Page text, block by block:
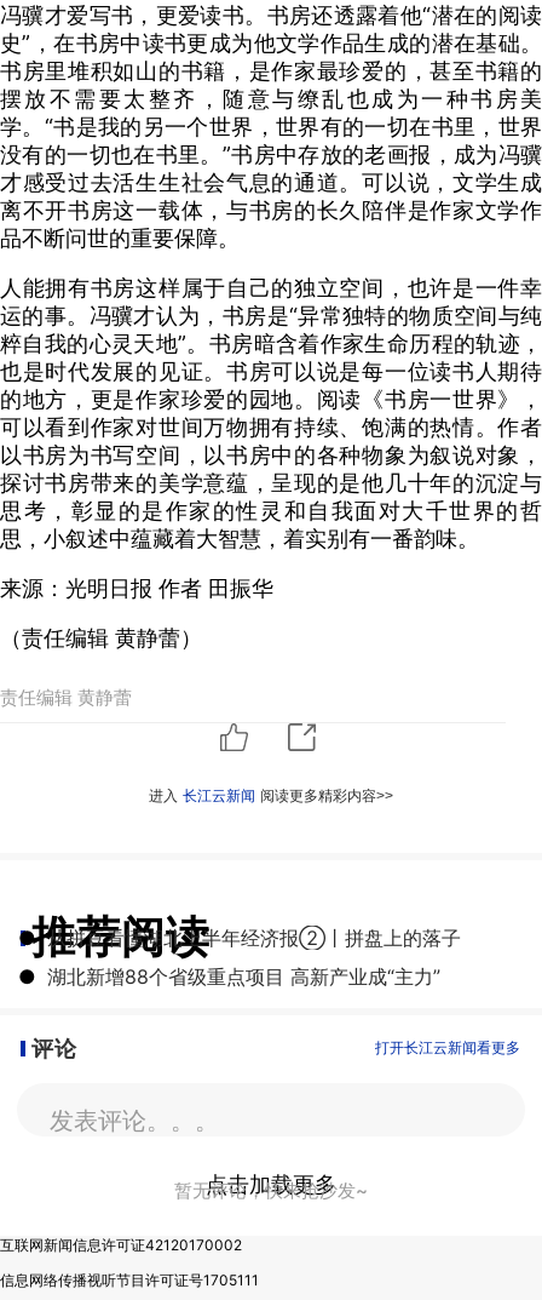
冯骥才爱写书，更爱读书。书房还透露着他“潜在的阅读
史”，在书房中读书更成为他文学作品生成的潜在基础。
书房里堆积如山的书籍，是作家最珍爱的，甚至书籍的
摆放不需要太整齐，随意与缭乱也成为一种书房美
学。“书是我的另一个世界，世界有的一切在书里，世界
没有的一切也在书里。”书房中存放的老画报，成为冯骥
才感受过去活生生社会气息的通道。可以说，文学生成
离不开书房这一载体，与书房的长久陪伴是作家文学作
品不断问世的重要保障。
人能拥有书房这样属于自己的独立空间，也许是一件幸
运的事。冯骥才认为，书房是“异常独特的物质空间与纯
粹自我的心灵天地”。书房暗含着作家生命历程的轨迹，
也是时代发展的见证。书房可以说是每一位读书人期待
的地方，更是作家珍爱的园地。阅读《书房一世界》，
可以看到作家对世间万物拥有持续、饱满的热情。作者
以书房为书写空间，以书房中的各种物象为叙说对象，
探讨书房带来的美学意蕴，呈现的是他几十年的沉淀与
思考，彰显的是作家的性灵和自我面对大千世界的哲
思，小叙述中蕴藏着大智慧，着实别有一番韵味。
来源：光明日报 作者 田振华
（责任编辑 黄静蕾）
责任编辑 黄静蕾
进入 长江云新闻 阅读更多精彩内容>>
推荐阅读
● 从拼豆看懂湖北上半年经济报②丨拼盘上的落子
● 湖北新增88个省级重点项目 高新产业成“主力”
评论 打开长江云新闻看更多
发表评论。。。
暂无评论，快来抢沙发~
点击加载更多
互联网新闻信息许可证42120170002
信息网络传播视听节目许可证号1705111